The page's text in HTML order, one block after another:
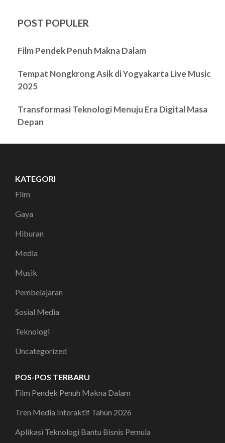
POST POPULER
Film Pendek Penuh Makna Dalam
Tempat Nongkrong Asik di Yogyakarta Live Music
2025
Transformasi Teknologi Menuju Era Digital Masa
Depan
KATEGORI
Film
Gaya
Hiburan
Media
Musik
Pembelajaran
Sosial Media
Teknologi
Uncategorized
POS-POS TERBARU
Film Pendek Penuh Makna Dalam
Tren Media Interaktif Tahun 2026
Aplikasi Teknologi Bantu Bisnis Pemula